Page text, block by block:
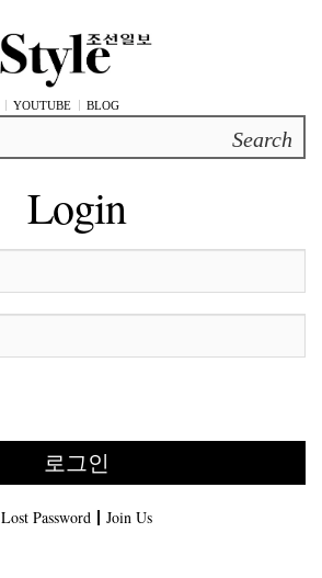
YOUTUBE BLOG
Login
Lost Password Join Us